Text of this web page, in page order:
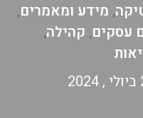
, מידע ומאמרים,
עסקים, קהילה,